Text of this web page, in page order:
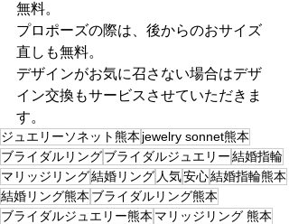
無料。
プロポーズの際は、後からのおサイズ
直しも無料。
デザインがお気に召さない場合はデザ
イン交換もサービスさせていただきま
す。
ジュエリーソネット熊本 jewelry sonnet熊本
ブライダルリングブライダルジュエリー結婚指輪
マリッジリング結婚リング 人気安心結婚指輪熊本
結婚リング熊本 ブライダルリング熊本
ブライダルジュエリー熊本 マリッジリング 熊本